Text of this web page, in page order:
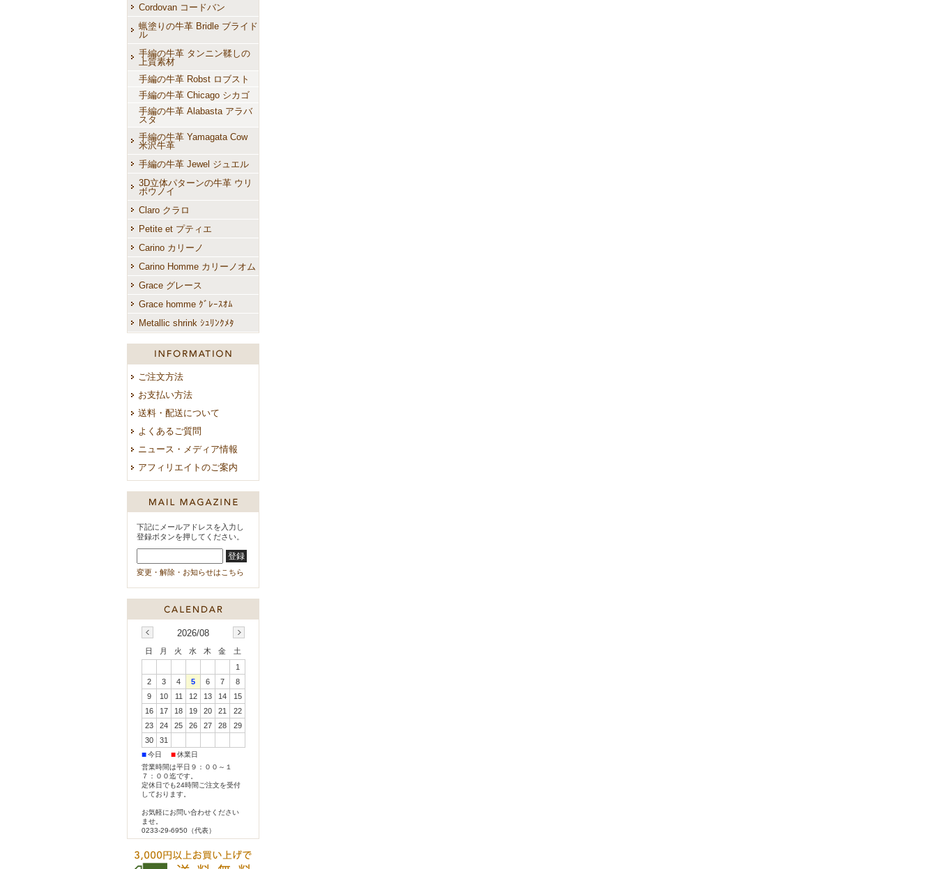
Cordovan コードバン
蝋塗りの牛革 Bridle ブライド
ル
手編の牛革 タンニン鞣しの
上質素材
手編の牛革 Robst ロブスト
手編の牛革 Chicago シカゴ
手編の牛革 Alabasta アラバ
スタ
手編の牛革 Yamagata Cow
米沢牛革
手編の牛革 Jewel ジュエル
3D立体パターンの牛革 ウリ
ボウノイ
Claro クラロ
Petite et プティエ
Carino カリーノ
Carino Homme カリーノオム
Grace グレース
Grace homme ｸﾞﾚｰｽｵﾑ
Metallic shrink ｼｭﾘﾝｸﾒﾀ
ご注文方法
お支払い方法
送料・配送について
よくあるご質問
ニュース・メディア情報
アフィリエイトのご案内
下記にメールアドレスを入力し
登録ボタンを押してください。
変更・解除・お知らせはこちら
2026/08
日 月 火 水 木 金
土
1
2
3 4 5 6 7
8
9
10 11 12 13 14
15
16
17 18 19 20 21
22
23
24 25 26 27 28
29
30
31
■今日 ■休業日
営業時間は平日９：００～１
７：００迄です。
定休日でも24時間ご注文を受付
しております。
お気軽にお問い合わせください
ませ。
0233-29-6950（代表）